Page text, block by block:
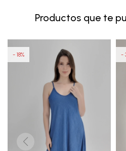
Productos que te
18